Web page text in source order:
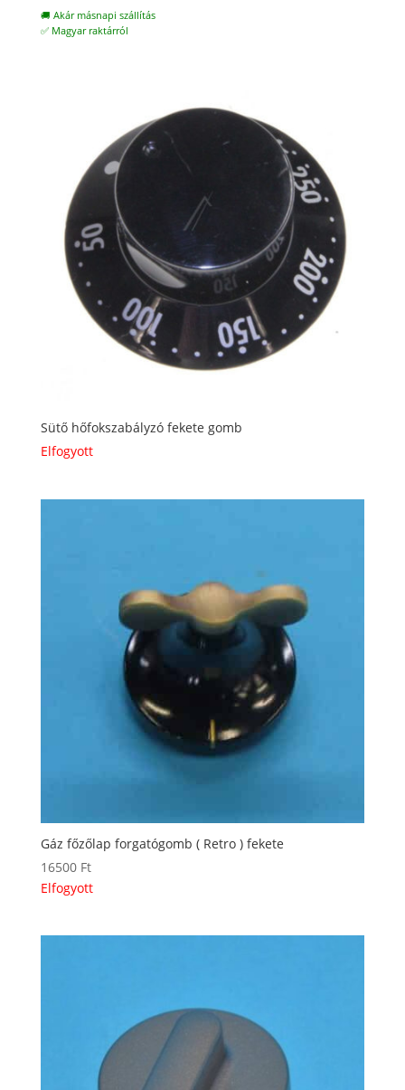
🚚 Akár másnapi szállítás
✅ Magyar raktárról
Sütő hőfokszabályzó fekete gomb
Elfogyott
Gáz főzőlap forgatógomb ( Retro ) fekete
16500 Ft
Elfogyott